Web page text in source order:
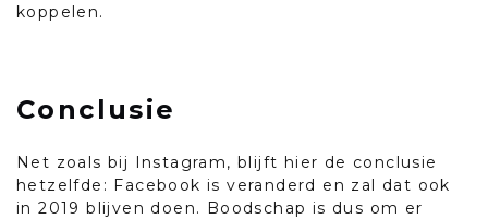
koppelen.
Conclusie
Net zoals bij Instagram, blijft hier de conclusie
hetzelfde: Facebook is veranderd en zal dat ook
in 2019 blijven doen. Boodschap is dus om er